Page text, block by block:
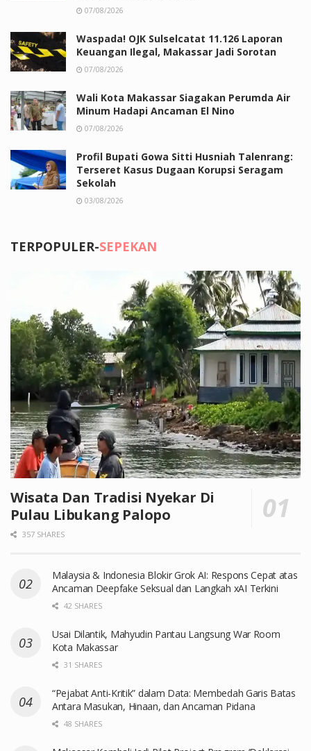
07/08/2026
Waspada! OJK Sulselcatat 11.126 Laporan
Keuangan Ilegal, Makassar Jadi Sorotan
07/08/2026
Wali Kota Makassar Siagakan Perumda Air
Minum Hadapi Ancaman El Nino
07/08/2026
Profil Bupati Gowa Sitti Husniah Talenrang:
Terseret Kasus Dugaan Korupsi Seragam
Sekolah
03/08/2026
TERPOPULER-SEPEKAN
Wisata Dan Tradisi Nyekar Di
Pulau Libukang Palopo
357 SHARES
Malaysia & Indonesia Blokir Grok AI: Respons Cepat atas
Ancaman Deepfake Seksual dan Langkah xAI Terkini
42 SHARES
Usai Dilantik, Mahyudin Pantau Langsung War Room
Kota Makassar
31 SHARES
“Pejabat Anti-Kritik” dalam Data: Membedah Garis Batas
Antara Masukan, Hinaan, dan Ancaman Pidana
48 SHARES